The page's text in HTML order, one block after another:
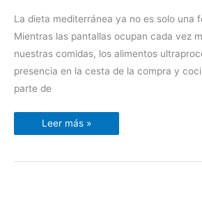
La dieta mediterránea ya no es solo una
Mientras las pantallas ocupan cada vez
nuestras comidas, los alimentos
presencia en la cesta de la compra y
parte de
Leer más »